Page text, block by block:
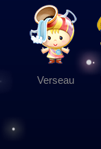
Verseau